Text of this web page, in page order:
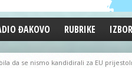
ĐAKOVO RUBRIKE
REPRIZE EMISIJA
da se nismo kandidirali za EU